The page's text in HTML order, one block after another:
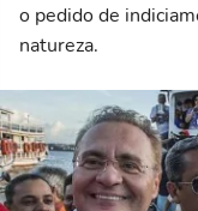
o pedido de
natureza.